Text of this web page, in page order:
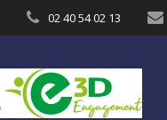
02 40 54 02 13